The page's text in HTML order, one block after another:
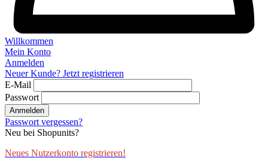
Willkommen
Mein Konto
Anmelden
Neuer Kunde? Jetzt registrieren
E-Mail
Passwort
Anmelden
Passwort vergessen?
Neu bei Shopunits?
Neues Nutzerkonto registrieren!